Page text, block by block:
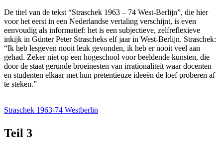
De titel van de tekst “Straschek 1963 – 74 West-Berlijn”, die hier
voor het eerst in een Nederlandse vertaling verschijnt, is even
eenvoudig als informatief: het is een subjectieve, zelfreflexieve
inkijk in Günter Peter Strascheks elf jaar in West-Berlijn. Straschek:
“Ik heb lesgeven nooit leuk gevonden, ik heb er nooit veel aan
gehad. Zeker niet op een hogeschool voor beeldende kunsten, die
door de staat gerunde broeinesten van irrationaliteit waar docenten
en studenten elkaar met hun pretentieuze ideeën de loef proberen af
te steken.”
Straschek 1963-74 Westberlin
Teil 3